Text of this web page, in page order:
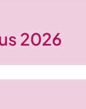
2026